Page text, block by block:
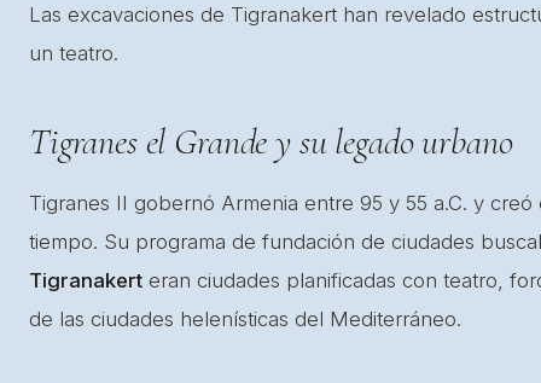
Las excavaciones de Tigranakert han revelado
un teatro.
Tigranes el Grande y su legado urbano
Tigranes II gobernó Armenia entre 95 y 55 a.C. y
tiempo. Su programa de fundación de ciudades
Tigranakert eran ciudades planificadas con teatro,
de las ciudades helenísticas del Mediterráneo.